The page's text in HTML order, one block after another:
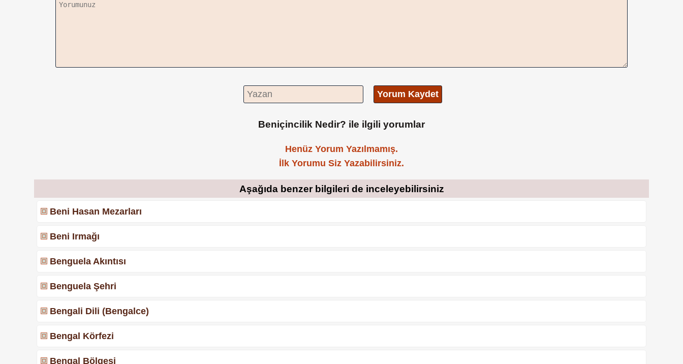
Yorum Kaydet
Beniçincilik Nedir? ile ilgili yorumlar
Henüz Yorum Yazılmamış.
İlk Yorumu Siz Yazabilirsiniz.
Aşağıda benzer bilgileri de inceleyebilirsiniz
Beni Hasan Mezarları
Beni Irmağı
Benguela Akıntısı
Benguela Şehri
Bengali Dili (Bengalce)
Bengal Körfezi
Bengal Bölgesi